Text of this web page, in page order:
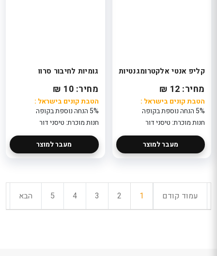
קליפ אנטי אלקטרומגנטיות
מחיר: 12 ₪
הטבת קונים בישראל :
5% הנחה נוספת בקופה
חנות מוכרת: טיסני דור
מעבר למוצר
גומיות לחיבור סרוו
מחיר: 10 ₪
הטבת קונים בישראל :
5% הנחה נוספת בקופה
חנות מוכרת: טיסני דור
מעבר למוצר
עמוד קודם 1
2
3
4
5 הבא